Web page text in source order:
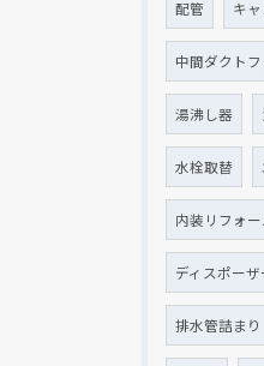
配管 キ
中間ダクト
湯沸し器
水栓取替
内装リフォー
ディスポーザ
排水管詰まり